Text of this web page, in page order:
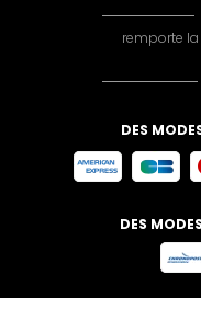
remporte
DES
DES